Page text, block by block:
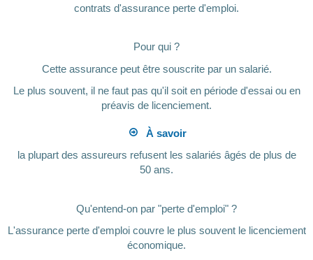
contrats d'assurance perte d'emploi.
Pour qui ?
Cette assurance peut être souscrite par un salarié.
Le plus souvent, il ne faut pas qu'il soit en période d'essai ou en
préavis de licenciement.
À savoir
la plupart des assureurs refusent les salariés âgés de plus de
50 ans.
Qu'entend-on par "perte d'emploi" ?
L'assurance perte d'emploi couvre le plus souvent le licenciement
économique.